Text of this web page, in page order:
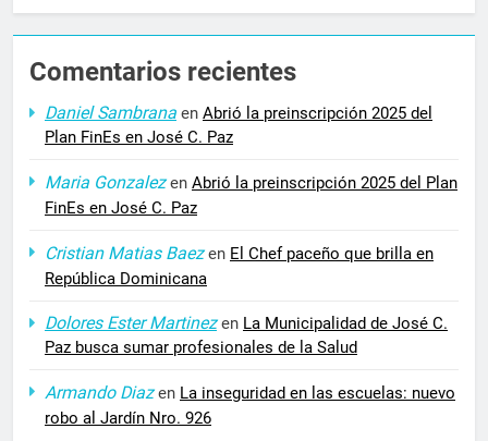
Comentarios recientes
Daniel Sambrana en Abrió la preinscripción 2025 del
Plan FinEs en José C. Paz
Maria Gonzalezen Abrió la preinscripción 2025 del Plan
FinEs en José C. Paz
Cristian Matias Baezen El Chef paceño que brilla en
República Dominicana
Dolores Ester Martinezen La Municipalidad de José C.
Paz busca sumar profesionales de la Salud
Armando Diazen La inseguridad en las escuelas: nuevo
robo al Jardín Nro. 926